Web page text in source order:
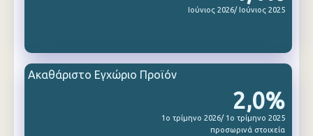
Ιούνιος 2026/ Ιούνιος 2025
2,0%
1ο τρίμηνο 2026/ 1ο τρίμηνο 2025
προσωρινά στοιχεία
Ακαθάριστο Εγχώριο Προϊόν